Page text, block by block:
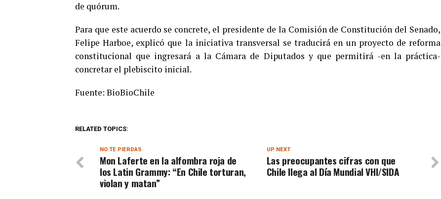
de quórum.
Para que este acuerdo se concrete, el presidente de la Comisión de Constitución del Senado,
Felipe Harboe, explicó que la iniciativa transversal se traducirá en un proyecto de reforma
constitucional que ingresará a la Cámara de Diputados y que permitirá -en la práctica-
concretar el plebiscito inicial.
Fuente: BioBioChile
RELATED TOPICS:
UP NEXT
Las preocupantes cifras con que
Chile llega al Día Mundial VHI/SIDA
NO TE PIERDAS
Mon Laferte en la alfombra roja de
los Latin Grammy: “En Chile torturan,
violan y matan”